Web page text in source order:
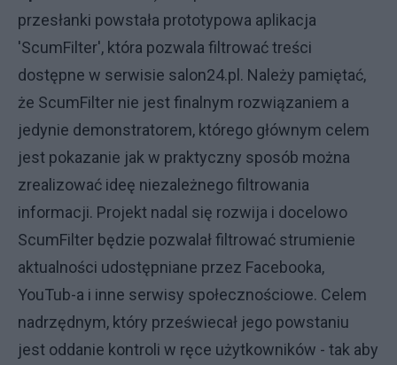
przesłanki powstała prototypowa aplikacja
'ScumFilter', która pozwala filtrować treści
dostępne w serwisie salon24.pl. Należy pamiętać,
że ScumFilter nie jest finalnym rozwiązaniem a
jedynie demonstratorem, którego głównym celem
jest pokazanie jak w praktyczny sposób można
zrealizować ideę niezależnego filtrowania
informacji. Projekt nadal się rozwija i docelowo
ScumFilter będzie pozwalał filtrować strumienie
aktualności udostępniane przez Facebooka,
YouTub-a i inne serwisy społecznościowe. Celem
nadrzędnym, który przeświecał jego powstaniu
jest oddanie kontroli w ręce użytkowników - tak aby